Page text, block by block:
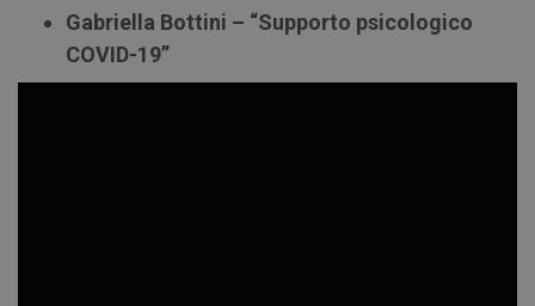
Gabriella Bottini – “Supporto psicologico
COVID-19”